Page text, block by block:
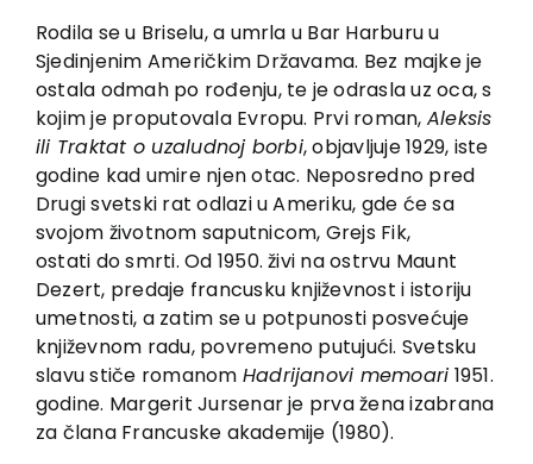
Authors
News
EU PROJECTS
Contact
Rodila se u Briselu, a umrla u Bar Harburu u
Sjedinjenim Američkim Državama. Bez majke je
ostala odmah po rođenju, te je odrasla uz oca, s
kojim je proputovala Evropu. Prvi roman, Aleksis
ili Traktat o uzaludnoj borbi, objavljuje 1929, iste
godine kad umire njen otac. Neposredno pred
Drugi svetski rat odlazi u Ameriku, gde će sa
svojom životnom saputnicom, Grejs Fik,
ostati do smrti. Od 1950. živi na ostrvu Maunt
Dezert, predaje francusku književnost i istoriju
umetnosti, a zatim se u potpunosti posvećuje
književnom radu, povremeno putujući. Svetsku
slavu stiče romanom Hadrijanovi memoari 1951.
godine. Margerit Jursenar je prva žena izabrana
za člana Francuske akademije (1980).